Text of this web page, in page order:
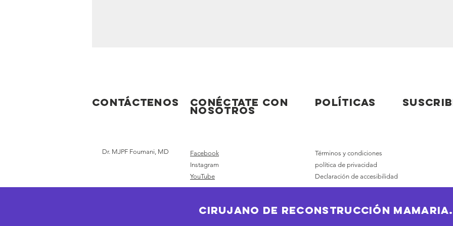
Contáctenos Conéctate con
nosotros
Políticas
Dr. MJPF Foumani, MD
Facebook
Instagram
YouTube
Términos y condiciones
política de privacidad
Declaración de accesibilidad
Cirujano de reconstrucción